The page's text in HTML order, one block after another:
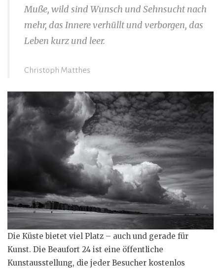
Muße, wild sind Wunsch und Sehnsucht nach
mehr, das Innere verhüllt und verborgen, das
Leben kurz und leer.
Christoph Matthes
Die Küste bietet viel Platz – auch und gerade für
Kunst. Die Beaufort 24 ist eine öffentliche
Kunstausstellung, die jeder Besucher kostenlos